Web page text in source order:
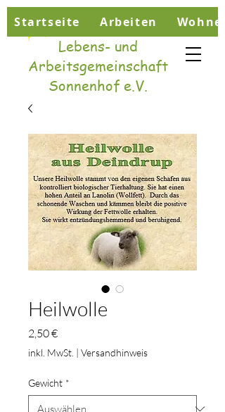
Lebens- und
Arbeitsgemeinschaft
Sonnenhof e.V.
Startseite Arbeiten Wohnen
Heilwolle
2,50 €Preis
inkl. MwSt. | Versandhinweis
Gewicht *